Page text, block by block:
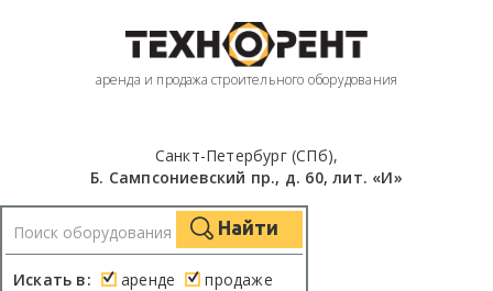
аренда и продажа строительного оборудования
Санкт-Петербург (СПб),
Б. Сампсониевский пр., д. 60, лит. «И»
Искать в: аренде продаже
Найти